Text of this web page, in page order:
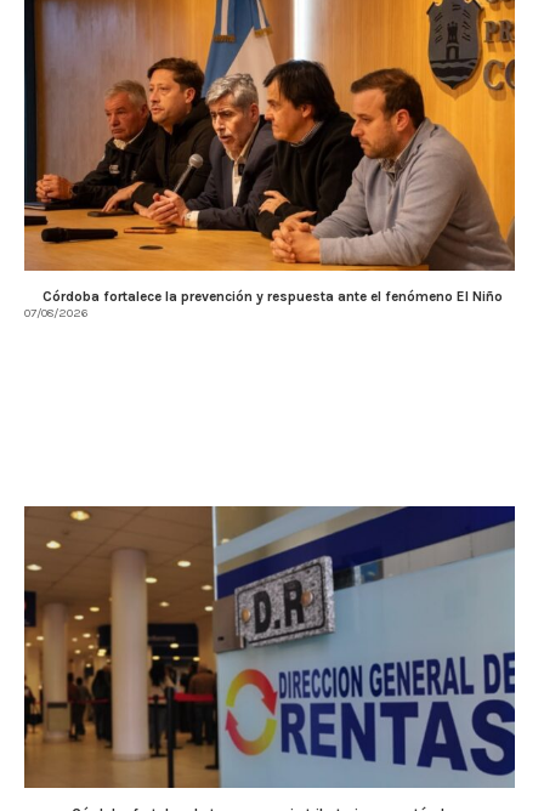
Córdoba fortalece la prevención y respuesta ante el fenómeno El Niño
07/08/2026